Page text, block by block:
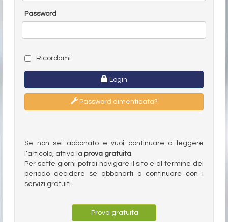
Password
Ricordami
Login
Password dimenticata?
Se non sei abbonato e vuoi continuare a leggere
l’articolo, attiva la prova gratuita.
Per sette giorni potrai navigare il sito e al termine del
periodo decidere se abbonarti o continuare con i
servizi gratuiti.
Prova gratuita